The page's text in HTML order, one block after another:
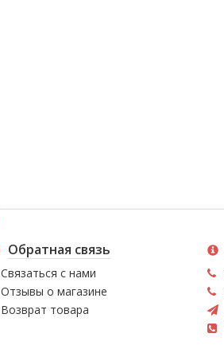
Обратная связь
Связаться с нами
Отзывы о магазине
Возврат товара